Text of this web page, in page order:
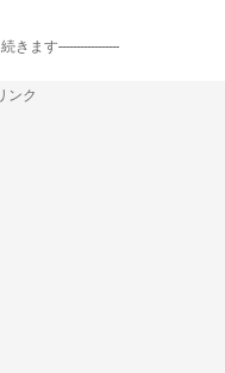
きます-----------------
ンク